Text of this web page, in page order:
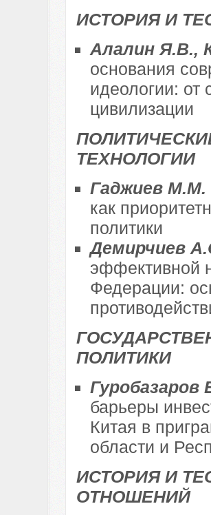
ИСТОРИЯ И
Алалин Я.В.,
основания
идеологии: от
цивилизации
ТЕХНОЛОГИИ
Гаджиев М.М.
как
политики
Демирчиев
эффективной
Федерации:
ПОЛИТИКИ
Гуробазаров
барьеры
Китая в
области и
ИСТОРИЯ И
ОТНОШЕНИЙ